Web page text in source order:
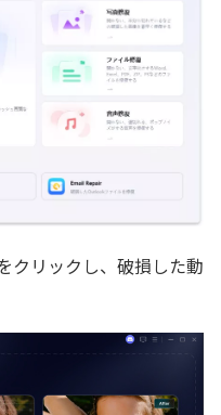
クリックし、破損した動